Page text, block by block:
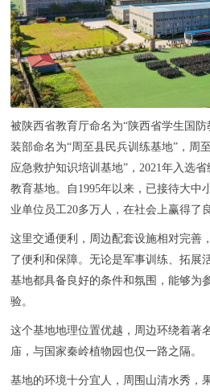
被陕西省教育厅命名为“陕西省学生国
装部命名为“周至县民兵训练基地”，周
应急救护知识培训基地”，2021年入选
教育基地。自1995年以来，已接待大中
业单位员工20多万人，在社会上赢得了
这里交通便利，周边配套设施相对完善
了便利和保障。无论是军事训练、拓展
基地都具备良好的条件和氛围，能够为
验。
这个基地地理位置优越，周边环绕着著
庙，与国家秦岭植物园也仅一路之隔。
基地的环境十分宜人，周围山清水秀，